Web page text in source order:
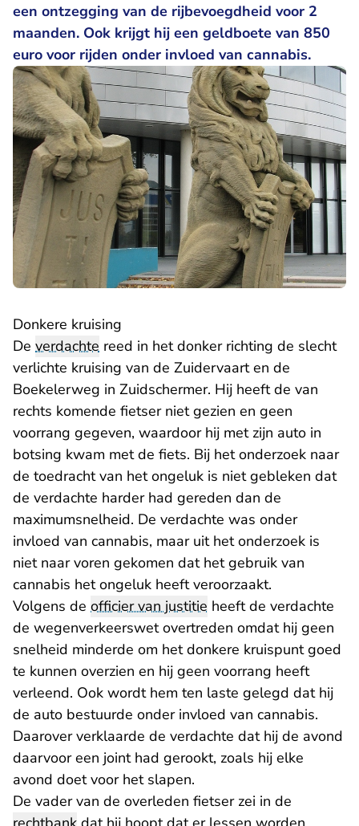
een ontzegging van de rijbevoegdheid voor 2
maanden. Ook krijgt hij een geldboete van 850
euro voor rijden onder invloed van cannabis.
Donkere kruising
De verdachte reed in het donker richting de slecht
verlichte kruising van de Zuidervaart en de
Boekelerweg in Zuidschermer. Hij heeft de van
rechts komende fietser niet gezien en geen
voorrang gegeven, waardoor hij met zijn auto in
botsing kwam met de fiets. Bij het onderzoek naar
de toedracht van het ongeluk is niet gebleken dat
de verdachte harder had gereden dan de
maximumsnelheid. De verdachte was onder
invloed van cannabis, maar uit het onderzoek is
niet naar voren gekomen dat het gebruik van
cannabis het ongeluk heeft veroorzaakt.
Volgens de officier van justitie heeft de verdachte
de wegenverkeerswet overtreden omdat hij geen
snelheid minderde om het donkere kruispunt goed
te kunnen overzien en hij geen voorrang heeft
verleend. Ook wordt hem ten laste gelegd dat hij
de auto bestuurde onder invloed van cannabis.
Daarover verklaarde de verdachte dat hij de avond
daarvoor een joint had gerookt, zoals hij elke
avond doet voor het slapen.
De vader van de overleden fietser zei in de